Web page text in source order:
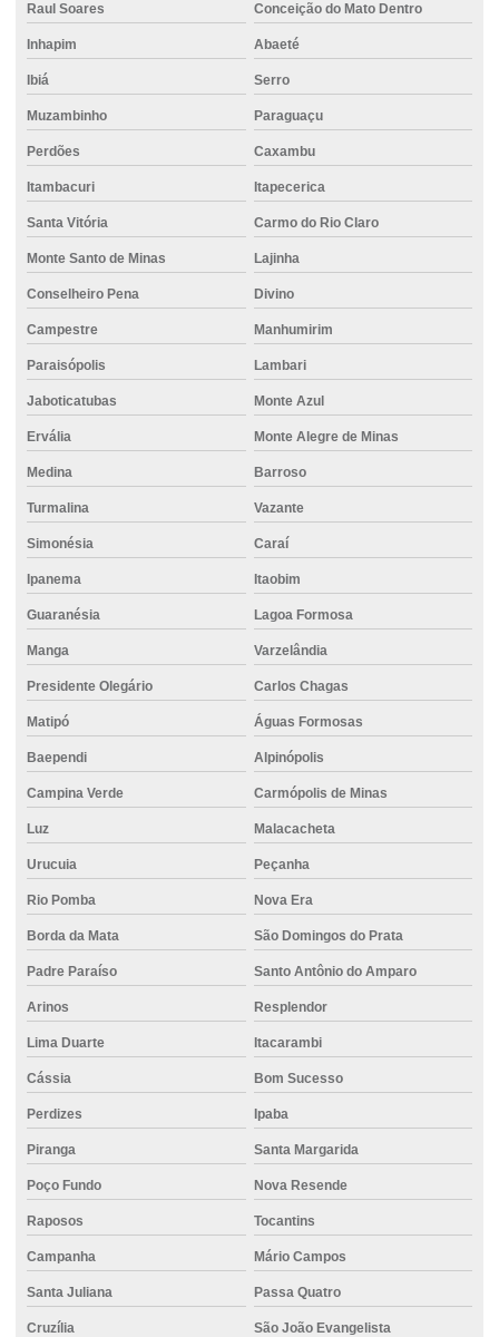
Concreto de secagem rápida
Concreto usinado 20 mpa
Concreto usinado 30 mpa
Concreto usinado com aditivos
Concreto usinado para calçada
Concreto usinado para contrapiso
Concreto usinado com fibra
Concreto usinado para fundação
Concreto usinado com impermeabilizante
Concreto usinado para laje preço
Concreto usinado em minas gerais
Concreto usinado para piso
Concreto usinado para piso de garagem
Concreto usinado para piso industrial
Concreto usinado polido
Concreto usinado preço m2
Concreto usinado preço m3
Concreto usinado para quintal
Concretos especiais
Distribuição de cimento para construção civil
Distribuição de cimento ensacado para empresas
Distribuição de cimento para grandes obras
Distribuição de cimento para obras
Distribuidor de cimento
Distribuidora de cimento Itaúna
Distribuidora de concreto
Raul Soares Conceição do Mato Dentro
Inhapim Abaeté
Ibiá Serro
Muzambinho Paraguaçu
Perdões Caxambu
Itambacuri Itapecerica
Santa Vitória Carmo do Rio Claro
Monte Santo de Minas Lajinha
Conselheiro Pena Divino
Campestre Manhumirim
Paraisópolis Lambari
Jaboticatubas Monte Azul
Ervália Monte Alegre de Minas
Medina Barroso
Turmalina Vazante
Simonésia Caraí
Ipanema Itaobim
Guaranésia Lagoa Formosa
Manga Varzelândia
Presidente Olegário Carlos Chagas
Matipó Águas Formosas
Baependi Alpinópolis
Campina Verde Carmópolis de Minas
Luz Malacacheta
Urucuia Peçanha
Rio Pomba Nova Era
Borda da Mata São Domingos do Prata
Padre Paraíso Santo Antônio do Amparo
Arinos Resplendor
Lima Duarte Itacarambi
Cássia Bom Sucesso
Perdizes Ipaba
Piranga Santa Margarida
Poço Fundo Nova Resende
Raposos Tocantins
Campanha Mário Campos
Santa Juliana Passa Quatro
Cruzília São João Evangelista